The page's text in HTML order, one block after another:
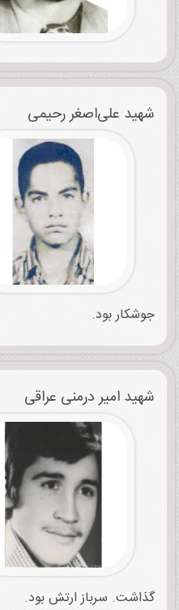
شهید علی‌اصغر رحیمی
جوشکار بود.
شهید امیر درمنی ‌عراقی
گذاشت. سرباز ارتش بود.